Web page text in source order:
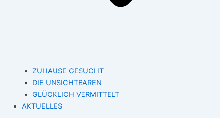
ZUHAUSE GESUCHT
DIE UNSICHTBAREN
GLÜCKLICH VERMITTELT
AKTUELLES